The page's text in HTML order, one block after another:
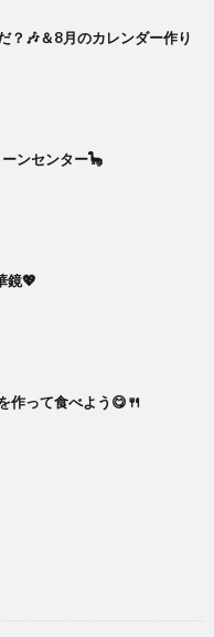
？🎶＆8月のカレンダー作り
ンセンター🦕
鏡💖
作って食べよう😋🍴